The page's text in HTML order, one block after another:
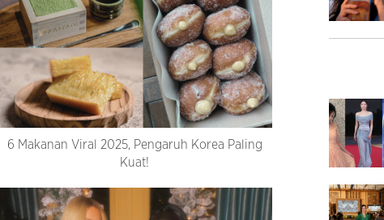
6 Makanan Viral 2025, Pengaruh Korea Paling
Kuat!